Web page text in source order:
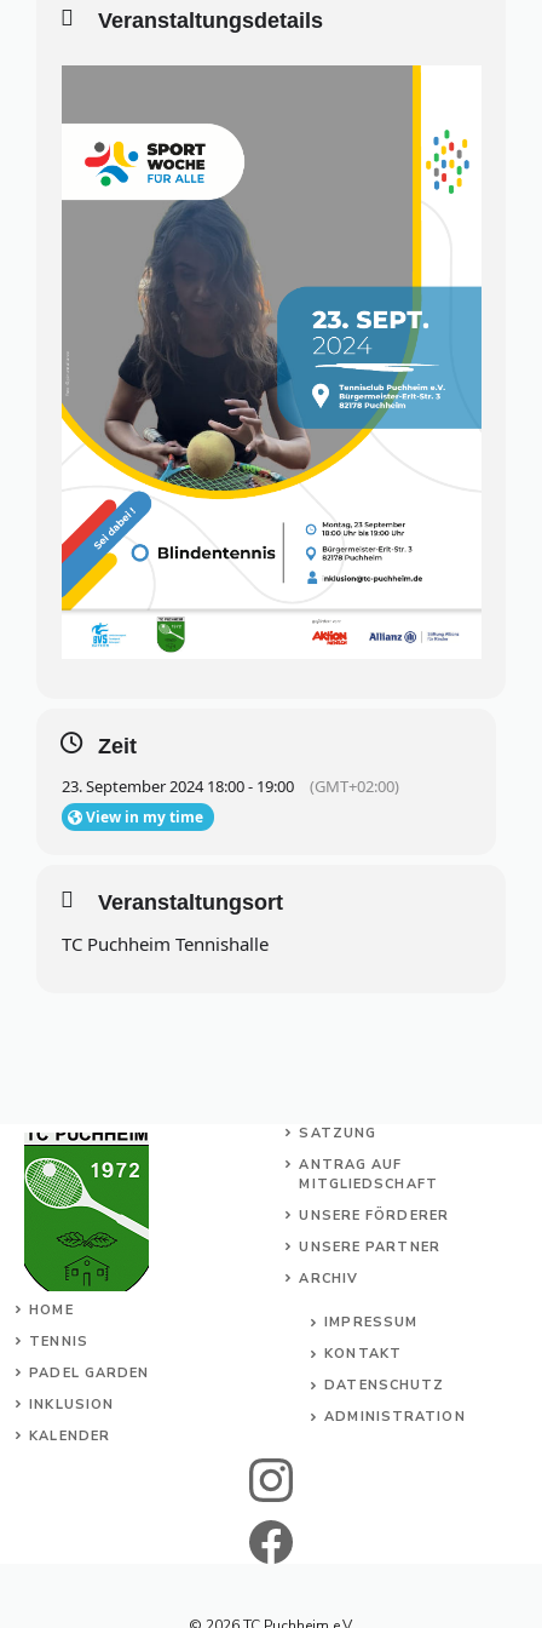
Veranstaltungsdetails
Zeit
23. September 2024 18:00 - 19:00 (GMT+02:00)
View in my time
Veranstaltungsort
TC Puchheim Tennishalle
SATZUNG
ANTRAG AUF
MITGLIEDSCHAFT
UNSERE FÖRDERER
UNSERE PARTNER
ARCHIV
HOME
TENNIS
PADEL GARDEN
INKLUSION
KALENDER
IMPRESSUM
KONTAKT
DATENSCHUTZ
ADMINISTRATION